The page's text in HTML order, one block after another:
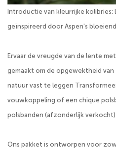
Introductie van kleurrijke kolibries:
geïnspireerd door Aspen's
Ervaar de vreugde van de lente
gemaakt om de opgewektheid van
natuur vast te leggen
vouwkoppeling of een chique
polsbanden (afzonderlijk verkocht)
Ons pakket is ontworpen voor